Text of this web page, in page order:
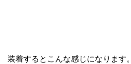
装着するとこんな感じになります。